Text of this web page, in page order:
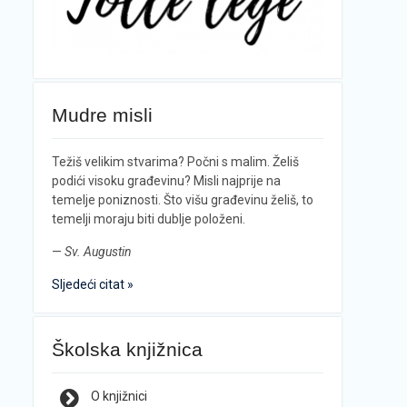
Mudre misli
Težiš velikim stvarima? Počni s malim. Želiš
podići visoku građevinu? Misli najprije na
temelje poniznosti. Što višu građevinu želiš, to
temelji moraju biti dublje položeni.
— Sv. Augustin
Sljedeći citat »
Školska knjižnica
O knjižnici